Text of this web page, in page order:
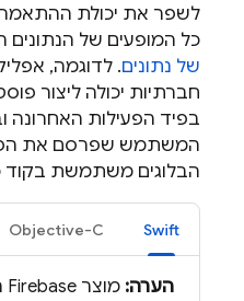
לשפר את יכולת
כל המופעים של
של נתונים. לדוגמה,
חברתיות יכולה ליצור
בפיד הפעילות האחרונה
המשתמש שפרסם את
הבלוגים משתמשת בקוד
Swift
Objective-C
הערה: